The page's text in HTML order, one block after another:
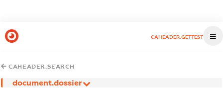
CAHEADER.GETTEST
CAHEADER.SEARCH
document.dossier